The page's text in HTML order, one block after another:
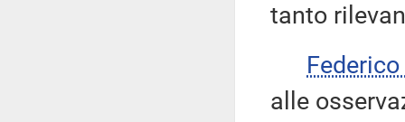
tanto
Federico
alle